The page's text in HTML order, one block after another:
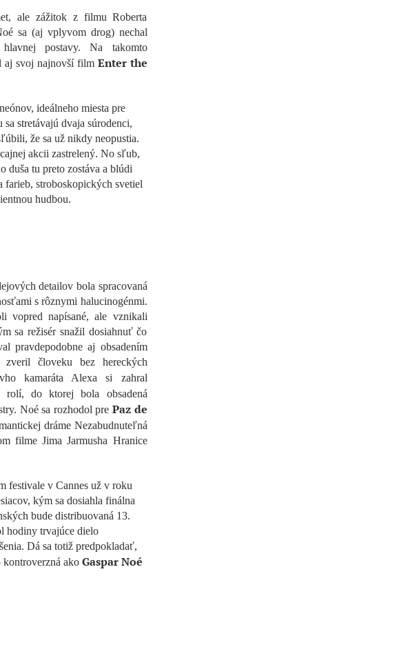
ale zážitok z filmu Roberta
sa (aj vplyvom drog) nechal
postavy. Na takomto
aj svoj najnovší film Enter the
ideálneho miesta pre
stretávajú dvaja súrodenci,
že sa už nikdy neopustia.
akcii zastrelený. No sľub,
duša tu preto zostáva a blúdi
farieb, stroboskopických svetiel
hudbou.
detailov bola spracovaná
s rôznymi halucinogénmi.
vopred napísané, ale vznikali
sa režisér snažil dosiahnuť čo
pravdepodobne aj obsadením
zveril človeku bez hereckých
kamaráta Alexa si zahral
do ktorej bola obsadená
Noé sa rozhodol pre Paz de
dráme Nezabudnuteľná
filme Jima Jarmusha Hranice
festivale v Cannes už v roku
kým sa dosiahla finálna
bude distribuovaná 13.
hodiny trvajúce dielo
Dá sa totiž predpokladať,
kontroverzná ako Gaspar Noé